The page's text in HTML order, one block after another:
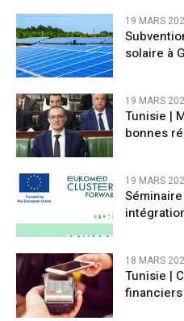
19 MARS
solaire à
19 MARS
Tunisie |
bonnes
19 MARS
18 MARS
Tunisie |